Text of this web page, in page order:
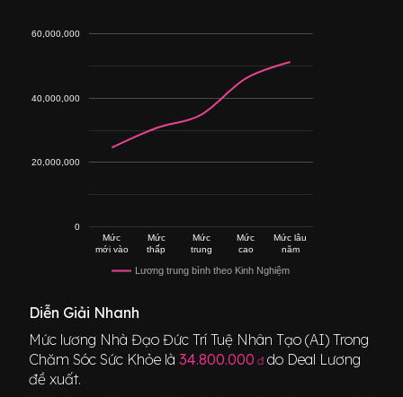
Lương trung bình theo Kinh Nghiệm
Mức
mới vào
Mức
thấp
Mức
trung
Mức
cao
Mức lâu
năm
0
20,000,000
40,000,000
60,000,000
Diễn Giải Nhanh
Mức lương Nhà Đạo Đức Trí Tuệ Nhân Tạo (AI) Trong
Chăm Sóc Sức Khỏe là34.800.000 đdo Deal Lương
đề xuất.